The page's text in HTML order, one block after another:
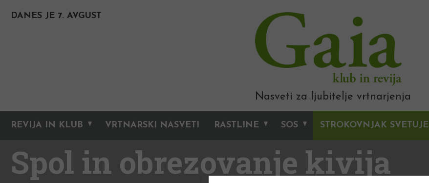
DANES JE 7. AVGUST
Nasveti za ljubitelje vrtnarjenja
REVIJA IN KLUB VRTNARSKI NASVETI RASTLINE SOS STROKOVNJAK SVETUJE
Spol in obrezovanje kivija